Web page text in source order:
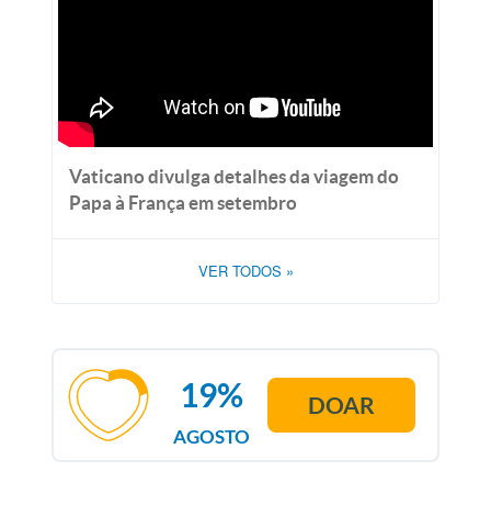
Vaticano divulga detalhes da viagem do
Papa à França em setembro
VER TODOS »
AGOSTO
19% DOAR